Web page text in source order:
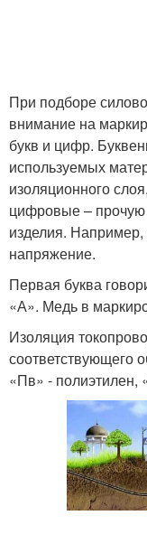
При подборе
внимание на
букв и цифр.
используемых
изоляционного
цифровые –
изделия. Например,
напряжение.
Первая буква
«А». Медь в
Изоляция
соответствующего
«Пв» - полиэтилен,